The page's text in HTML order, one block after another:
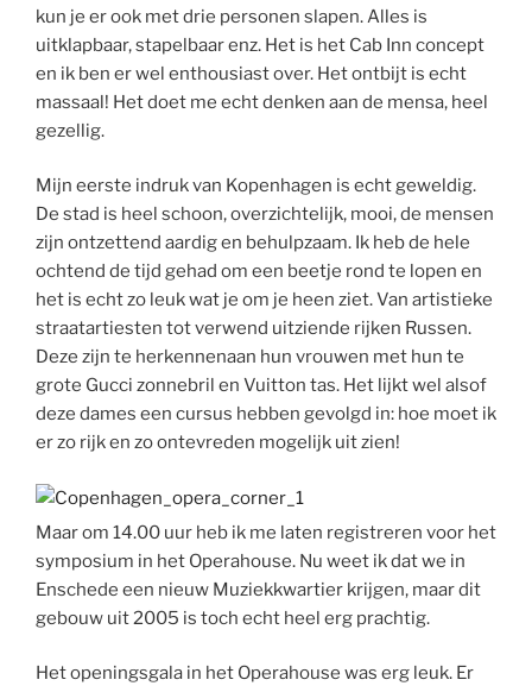
kun je er ook met drie personen slapen. Alles is
uitklapbaar, stapelbaar enz. Het is het Cab Inn concept
en ik ben er wel enthousiast over. Het ontbijt is echt
massaal! Het doet me echt denken aan de mensa, heel
gezellig.
Mijn eerste indruk van Kopenhagen is echt geweldig.
De stad is heel schoon, overzichtelijk, mooi, de mensen
zijn ontzettend aardig en behulpzaam. Ik heb de hele
ochtend de tijd gehad om een beetje rond te lopen en
het is echt zo leuk wat je om je heen ziet. Van artistieke
straatartiesten tot verwend uitziende rijken Russen.
Deze zijn te herkennenaan hun vrouwen met hun te
grote Gucci zonnebril en Vuitton tas. Het lijkt wel alsof
deze dames een cursus hebben gevolgd in: hoe moet ik
er zo rijk en zo ontevreden mogelijk uit zien!
Maar om 14.00 uur heb ik me laten registreren voor het
symposium in het Operahouse. Nu weet ik dat we in
Enschede een nieuw Muziekkwartier krijgen, maar dit
gebouw uit 2005 is toch echt heel erg prachtig.
Het openingsgala in het Operahouse was erg leuk. Er